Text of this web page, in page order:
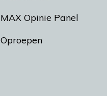
MAX Opinie Panel
Oproepen